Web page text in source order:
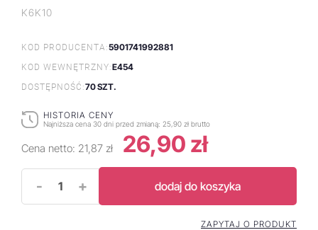
K6K10
KOD PRODUCENTA:5901741992881
KOD WEWNĘTRZNY:E454
DOSTĘPNOŚĆ:70 SZT.
HISTORIA CENY
Najniższa cena 30 dni przed zmianą: 25,90 zł brutto
Cena netto: 21,87 zł 26,90 zł
- + dodaj do koszyka
ZAPYTAJ O PRODUKT